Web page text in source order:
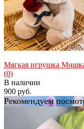
Мягкая игрушка
(0)
В наличии
900 руб.
Рекомендуем